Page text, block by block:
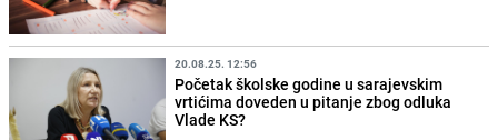
20.08.25. 12:56
Početak školske godine u sarajevskim
vrtićima doveden u pitanje zbog odluka
Vlade KS?